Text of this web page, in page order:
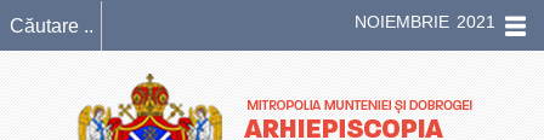
NOIEMBRIE 2021